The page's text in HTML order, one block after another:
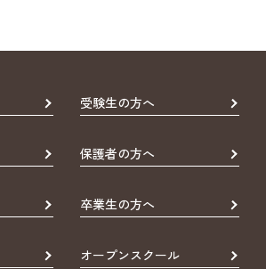
受験生の方へ
保護者の方へ
卒業生の方へ
オープンスクール